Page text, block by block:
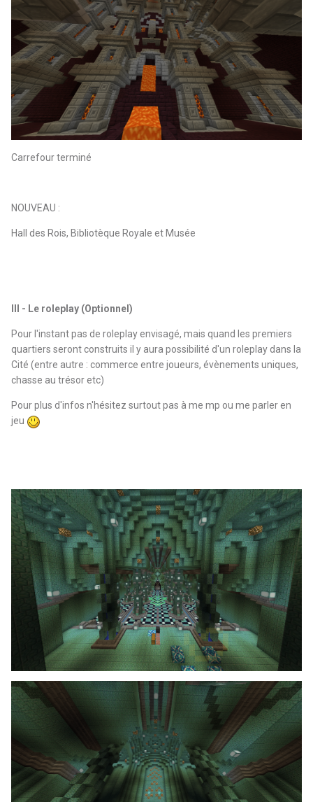
Carrefour terminé
NOUVEAU :
Hall des Rois, Bibliotèque Royale et Musée
III - Le roleplay (Optionnel)
Pour l'instant pas de roleplay envisagé, mais quand les premiers
quartiers seront construits il y aura possibilité d'un roleplay dans la
Cité (entre autre : commerce entre joueurs, évènements uniques,
chasse au trésor etc)
Pour plus d'infos n'hésitez surtout pas à me mp ou me parler en
jeu